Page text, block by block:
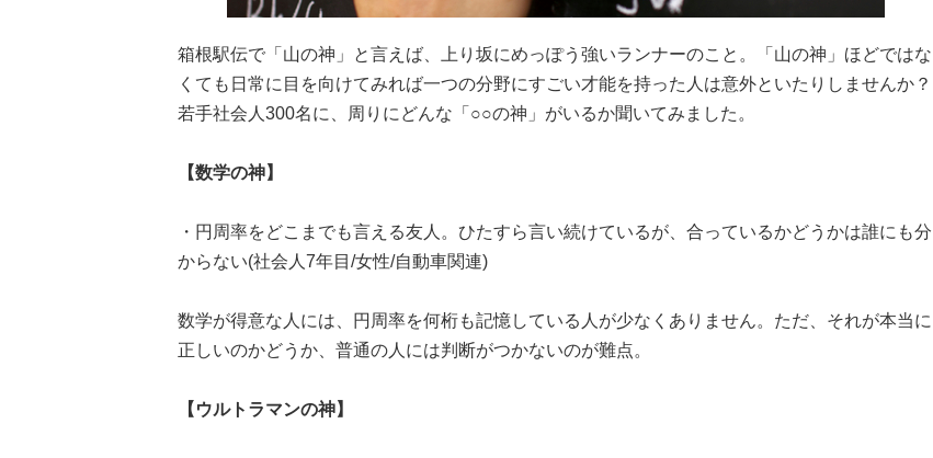
箱根駅伝で「山の神」と言えば、上り坂にめっぽう強いランナーのこと。「山の神」ほどではな
くても日常に目を向けてみれば一つの分野にすごい才能を持った人は意外といたりしませんか？
若手社会人300名に、周りにどんな「○○の神」がいるか聞いてみました。
【数学の神】
・円周率をどこまでも言える友人。ひたすら言い続けているが、合っているかどうかは誰にも分
からない(社会人7年目/女性/自動車関連)
数学が得意な人には、円周率を何桁も記憶している人が少なくありません。ただ、それが本当に
正しいのかどうか、普通の人には判断がつかないのが難点。
【ウルトラマンの神】